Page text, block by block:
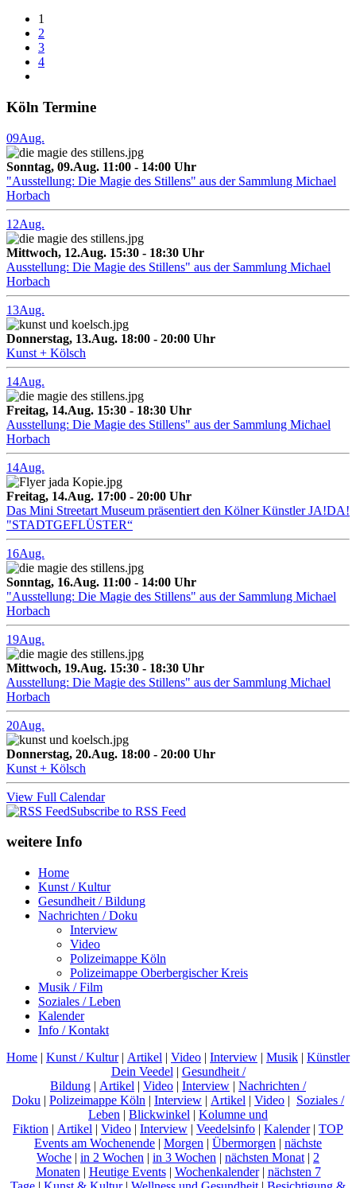
1
2
3
4
Köln Termine
09Aug.
Sonntag, 09.Aug. 11:00 - 14:00 Uhr
"Ausstellung: Die Magie des Stillens" aus der Sammlung Michael
Horbach
12Aug.
Mittwoch, 12.Aug. 15:30 - 18:30 Uhr
Ausstellung: Die Magie des Stillens" aus der Sammlung Michael
Horbach
13Aug.
Donnerstag, 13.Aug. 18:00 - 20:00 Uhr
Kunst + Kölsch
14Aug.
Freitag, 14.Aug. 15:30 - 18:30 Uhr
Ausstellung: Die Magie des Stillens" aus der Sammlung Michael
Horbach
14Aug.
Freitag, 14.Aug. 17:00 - 20:00 Uhr
Das Mini Streetart Museum präsentiert den Kölner Künstler JA!DA!
"STADTGEFLÜSTER“
16Aug.
Sonntag, 16.Aug. 11:00 - 14:00 Uhr
"Ausstellung: Die Magie des Stillens" aus der Sammlung Michael
Horbach
19Aug.
Mittwoch, 19.Aug. 15:30 - 18:30 Uhr
Ausstellung: Die Magie des Stillens" aus der Sammlung Michael
Horbach
20Aug.
Donnerstag, 20.Aug. 18:00 - 20:00 Uhr
Kunst + Kölsch
View Full Calendar
Subscribe to RSS Feed
weitere Info
Home
Kunst / Kultur
Gesundheit / Bildung
Nachrichten / Doku
Interview
Video
Polizeimappe Köln
Polizeimappe Oberbergischer Kreis
Musik / Film
Soziales / Leben
Kalender
Info / Kontakt
Home | Kunst / Kultur| Artikel | Video | Interview | Musik | Künstler
Dein Veedel | Gesundheit /
Bildung | Artikel | Video | Interview | Nachrichten /
Doku | Polizeimappe Köln | Interview | Artikel | Video | Soziales /
Leben | Blickwinkel | Kolumne und
Fiktion | Artikel | Video | Interview | Veedelsinfo | Kalender| TOP
Events am Wochenende | Morgen | Übermorgen | nächste
Woche | in 2 Wochen | in 3 Wochen | nächsten Monat | 2
Monaten | Heutige Events| Wochenkalender| nächsten 7